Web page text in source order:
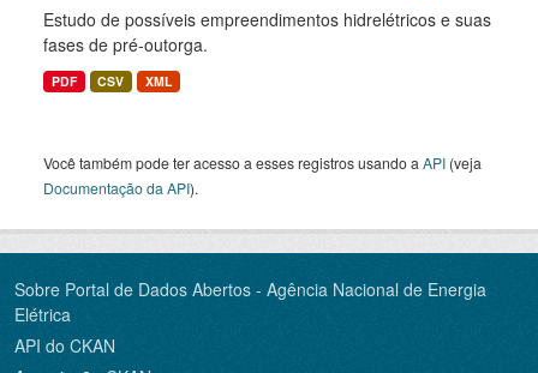
Estudo de possíveis empreendimentos hidrelétricos e suas
fases de pré-outorga.
PDF CSV XML
Você também pode ter acesso a esses registros usando a API (veja
Documentação da API).
Sobre Portal de Dados Abertos - Agência Nacional de Energia
Elétrica
API do CKAN